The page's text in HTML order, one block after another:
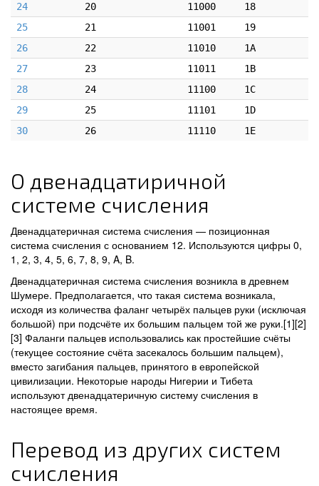
24
20 11000
18
25
21 11001
19
26
22 11010
1A
27
23 11011
1B
28
24 11100
1C
29
25 11101
1D
30
26 11110 1E
О двенадцатиричной
системе счисления
Двенадцатеричная система счисления — позиционная
система счисления с основанием 12. Используются цифры 0,
1, 2, 3, 4, 5, 6, 7, 8, 9, A, B.
Двенадцатеричная система счисления возникла в древнем
Шумере. Предполагается, что такая система возникала,
исходя из количества фаланг четырёх пальцев руки (исключая
большой) при подсчёте их большим пальцем той же руки.[1][2]
[3] Фаланги пальцев использовались как простейшие счёты
(текущее состояние счёта засекалось большим пальцем),
вместо загибания пальцев, принятого в европейской
цивилизации. Некоторые народы Нигерии и Тибета
используют двенадцатеричную систему счисления в
настоящее время.
Перевод из других систем
счисления